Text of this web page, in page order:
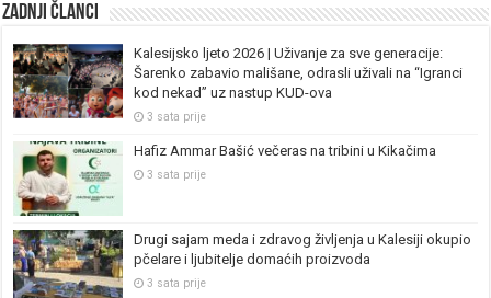
Zadnji članci
Kalesijsko ljeto 2026 | Uživanje za sve generacije:
Šarenko zabavio mališane, odrasli uživali na “Igranci
kod nekad” uz nastup KUD-ova
3 sata prije
Hafiz Ammar Bašić večeras na tribini u Kikačima
3 sata prije
Drugi sajam meda i zdravog življenja u Kalesiji okupio
pčelare i ljubitelje domaćih proizvoda
3 sata prije